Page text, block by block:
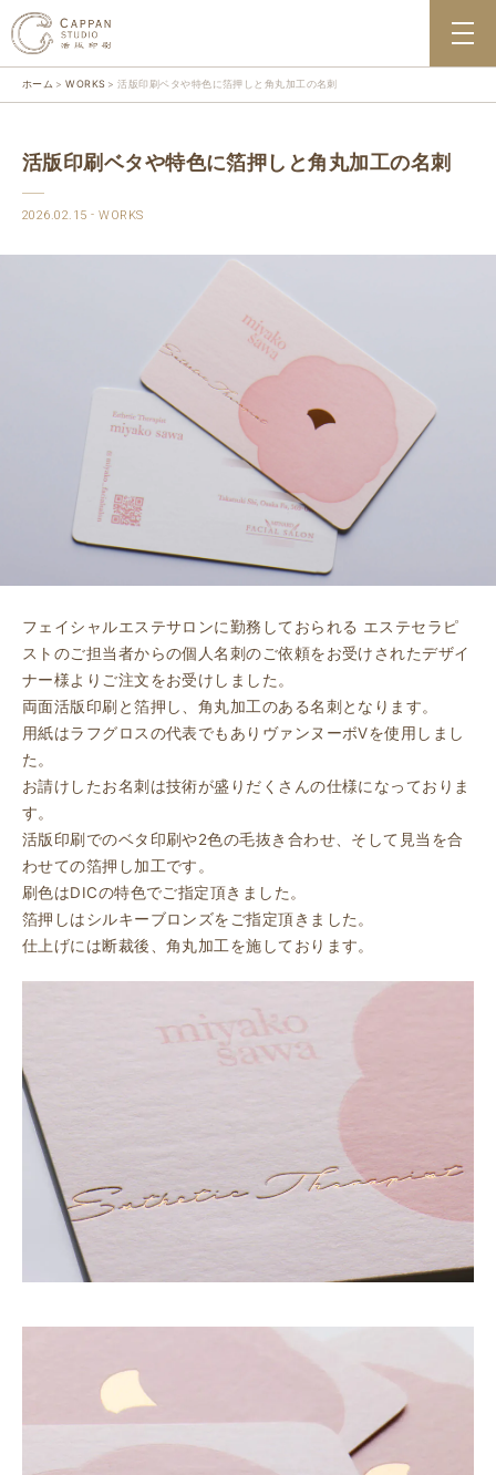
ホーム WORKS 活版印刷ベタや特色に箔押しと角丸加工の名刺
活版印刷ベタや特色に箔押しと角丸加工の名刺
2026.02.15 WORKS
フェイシャルエステサロンに勤務しておられる エステセラピ
ストのご担当者からの個人名刺のご依頼をお受けされたデザイ
ナー様よりご注文をお受けしました。
両面活版印刷と箔押し、角丸加工のある名刺となります。
用紙はラフグロスの代表でもありヴァンヌーボVを使用しまし
た。
お請けしたお名刺は技術が盛りだくさんの仕様になっておりま
す。
活版印刷でのベタ印刷や2色の毛抜き合わせ、そして見当を合
わせての箔押し加工です。
刷色はDICの特色でご指定頂きました。
箔押しはシルキーブロンズをご指定頂きました。
仕上げには断裁後、角丸加工を施しております。